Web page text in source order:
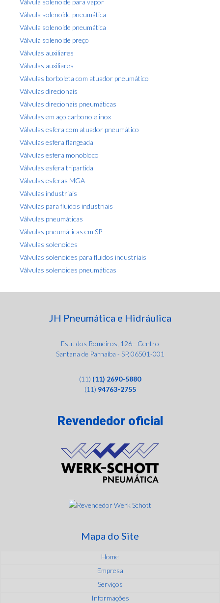
Válvula solenoide para vapor
Válvula solenoide pneumática
Válvula solenoide pneumática
Válvula solenoide preço
Válvulas auxiliares
Válvulas auxiliares
Válvulas borboleta com atuador pneumático
Válvulas direcionais
Válvulas direcionais pneumáticas
Válvulas em aço carbono e inox
Válvulas esfera com atuador pneumático
Válvulas esfera flangeada
Válvulas esfera monobloco
Válvulas esfera tripartida
Válvulas esferas MGA
Válvulas industriais
Válvulas para fluidos industriais
Válvulas pneumáticas
Válvulas pneumáticas em SP
Válvulas solenoides
Válvulas solenoides para fluidos industriais
Válvulas solenoides pneumáticas
JH Pneumática e Hidráulica
Estr. dos Romeiros, 126 - Centro
Santana de Parnaíba - SP, 06501-001
(11) (11) 2690-5880
(11) 94763-2755
Revendedor oficial
Mapa do Site
Home
Empresa
Serviços
Informações